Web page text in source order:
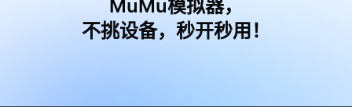
MuMu模拟器，
不挑设备，秒开秒用！